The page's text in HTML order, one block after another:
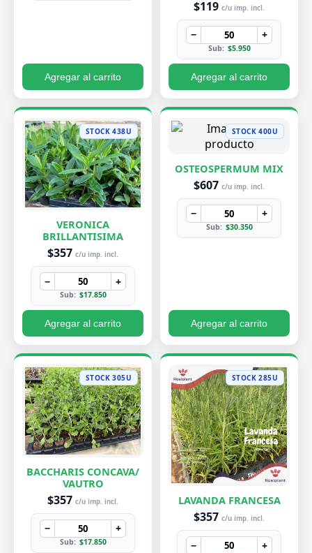
Agregar al carrito
$119 c/u imp. incl.
− +
Sub: $5.950
Agregar al carrito
STOCK 438U
VERONICA
BRILLANTISIMA
$357 c/u imp. incl.
− +
Sub: $17.850
Agregar al carrito
STOCK 400U
OSTEOSPERMUM MIX
$607 c/u imp. incl.
− +
Sub: $30.350
Agregar al carrito
STOCK 305U
BACCHARIS CONCAVA/
VAUTRO
$357 c/u imp. incl.
− +
Sub: $17.850
STOCK 285U
LAVANDA FRANCESA
$357 c/u imp. incl.
− +